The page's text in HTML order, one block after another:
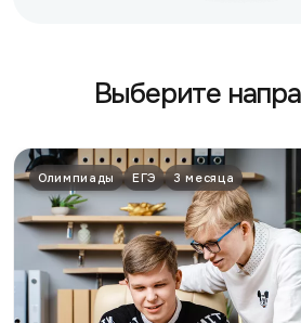
Выберите
Олимпиады ЕГЭ 3 месяца